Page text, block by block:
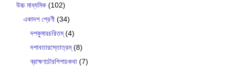
উচ্চ মাধ্যমিক (102)
একাদশ শ্রেণী (34)
দশকুমারচরিতম্(4)
দশাবতারস্তোত্রম্(8)
ব্রাহ্মণচৌরপিশাচকথা (7)